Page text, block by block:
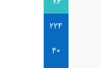
224
40